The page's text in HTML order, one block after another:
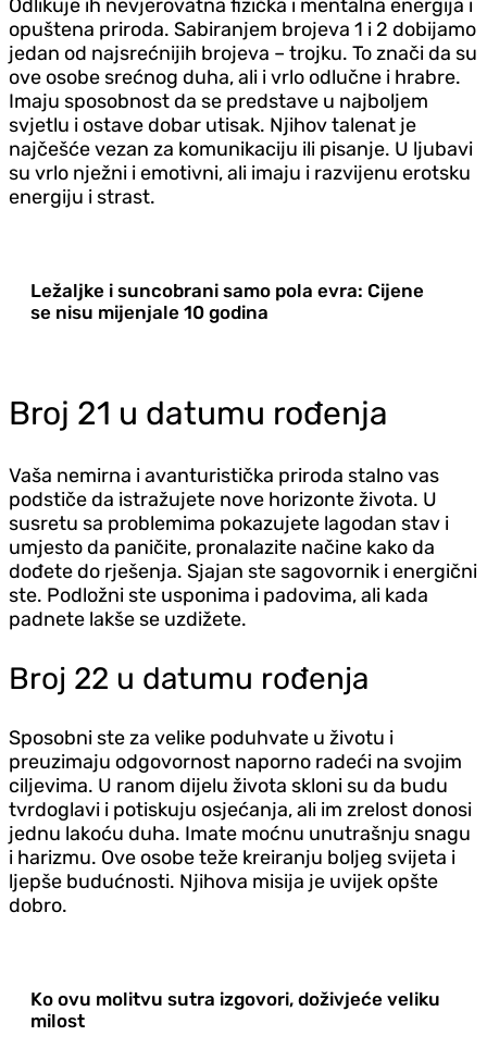
Odlikuje ih nevjerovatna fizička i mentalna energija i
opuštena priroda. Sabiranjem brojeva 1 i 2 dobijamo
jedan od najsrećnijih brojeva – trojku. To znači da su
ove osobe srećnog duha, ali i vrlo odlučne i hrabre.
Imaju sposobnost da se predstave u najboljem
svjetlu i ostave dobar utisak. Njihov talenat je
najčešće vezan za komunikaciju ili pisanje. U ljubavi
su vrlo nježni i emotivni, ali imaju i razvijenu erotsku
energiju i strast.
Ležaljke i suncobrani samo pola evra: Cijene
se nisu mijenjale 10 godina
Broj 21 u datumu rođenja
Vaša nemirna i avanturistička priroda stalno vas
podstiče da istražujete nove horizonte života. U
susretu sa problemima pokazujete lagodan stav i
umjesto da paničite, pronalazite načine kako da
dođete do rješenja. Sjajan ste sagovornik i energični
ste. Podložni ste usponima i padovima, ali kada
padnete lakše se uzdižete.
Broj 22 u datumu rođenja
Sposobni ste za velike poduhvate u životu i
preuzimaju odgovornost naporno radeći na svojim
ciljevima. U ranom dijelu života skloni su da budu
tvrdoglavi i potiskuju osjećanja, ali im zrelost donosi
jednu lakoću duha. Imate moćnu unutrašnju snagu
i harizmu. Ove osobe teže kreiranju boljeg svijeta i
ljepše budućnosti. Njihova misija je uvijek opšte
dobro.
Ko ovu molitvu sutra izgovori, doživjeće veliku
milost